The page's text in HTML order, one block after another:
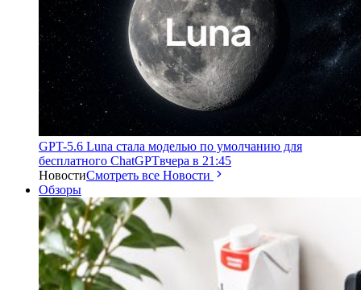
GPT-5.6 Luna стала моделью по умолчанию для
бесплатного ChatGPTвчера в 21:45
НовостиСмотреть все Новости
Обзоры